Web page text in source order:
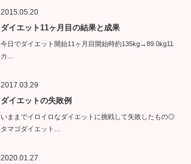
2015.05.20
ダイエット11ヶ月目の結果と成果
今日でダイエット開始11ヶ月目開始時約135kg→89.0kg11
カ…
2017.03.29
ダイエットの失敗例
いままでイロイロなダイエットに挑戦して失敗したもの◎
タマゴダイエット…
2020.01.27